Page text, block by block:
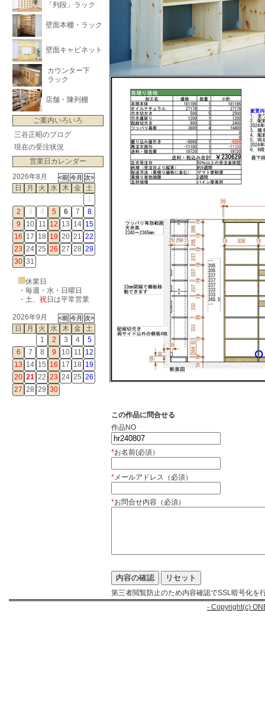
「列段」ラック
壁面本棚・ラック
壁面キャビネット
カウンター下
ラック
店舗・陳列棚
ご案内いろいろ
三谷正昭のブログ
現在の受注状況
営業日カレンダー
2026年8月
日
月 火 水 木 金
土
1
2
3 4 5 6 7
8
9
10 11 12 13 14 15
16 17 18 19 20 21 22
23 24 25 26 27 28 29
30 31
休業日
・毎週・水・日曜日
・ 土、 祝日は平常営業
2026年9月
日
月 火 水 木 金
土
1
2 3 4
5
6
7 8 9 10 11 12
13 14 15 16 17 18 19
20 21 22 23 24 25 26
27 28 29 30
この作品に問合せる
作品NO
*お名前(必須）
*メールアドレス（必須）
*お問合せ内容（必須）
第三者閲覧防止のため内容確認でSSL暗号化を
- Copyright(c)